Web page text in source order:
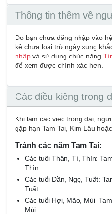
Thông tin thêm về
Do bạn chưa đăng nhập vào
kê chưa loại trừ ngày xung
nhập và sử dụng chức năng
để xem được chính xác hơn.
Các điều kiêng trong
Khi làm các việc trọng đại,
gặp hạn Tam Tai, Kim Lâu
Tránh các năm Tam Tai:
Các tuổi Thân, Tí, Thìn:
Thìn.
Các tuổi Dần, Ngọ, Tuất:
Tuất.
Các tuổi Hợi, Mão, Mùi:
Mùi.